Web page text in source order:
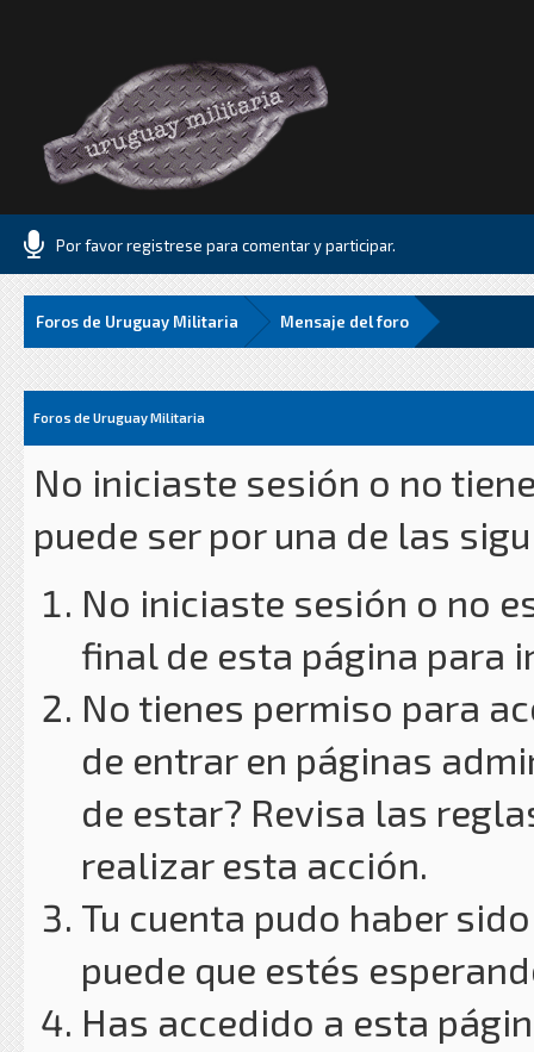
Por favor registrese para comentar y participar.
Foros de Uruguay Militaria Mensaje del foro
Foros de Uruguay Militaria
No iniciaste sesión o no
puede ser por una de las
No iniciaste sesión o no
final de esta página para
No tienes permiso para
de entrar en páginas
de estar? Revisa las
realizar esta acción.
Tu cuenta pudo haber
puede que estés
Has accedido a esta